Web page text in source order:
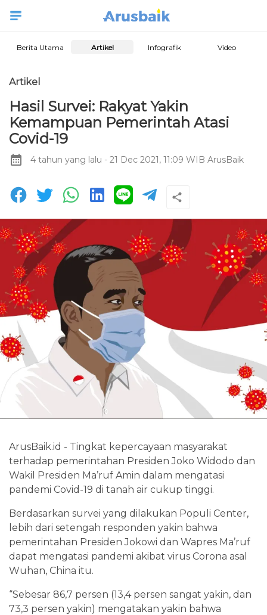
Berita Utama Artikel Infografik Video
Artikel
Hasil Survei: Rakyat Yakin
Kemampuan Pemerintah Atasi
Covid-19
4 tahun yang lalu - 21 Dec 2021, 11:09 WIB ArusBaik
ArusBaik.id - Tingkat kepercayaan masyarakat
terhadap pemerintahan Presiden Joko Widodo dan
Wakil Presiden Ma’ruf Amin dalam mengatasi
pandemi Covid-19 di tanah air cukup tinggi.
Berdasarkan survei yang dilakukan Populi Center,
lebih dari setengah responden yakin bahwa
pemerintahan Presiden Jokowi dan Wapres Ma’ruf
dapat mengatasi pandemi akibat virus Corona asal
Wuhan, China itu.
“Sebesar 86,7 persen (13,4 persen sangat yakin, dan
73,3 persen yakin) mengatakan yakin bahwa